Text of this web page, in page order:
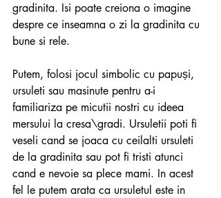
gradinita. Isi poate creiona o imagine
despre ce inseamna o zi la gradinita cu
bune si rele.
Putem, folosi jocul simbolic cu papuși,
ursuleti sau masinute pentru a-i
familiariza pe micutii nostri cu ideea
mersului la cresa\gradi. Ursuletii poti fi
veseli cand se joaca cu ceilalti ursuleti
de la gradinita sau pot fi tristi atunci
cand e nevoie sa plece mami. In acest
fel le putem arata ca ursuletul este in